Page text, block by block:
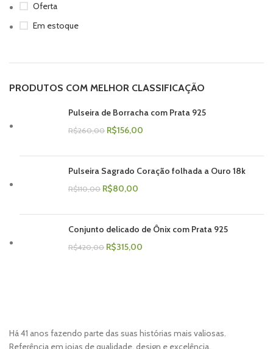
Oferta
Em estoque
PRODUTOS COM MELHOR CLASSIFICAÇÃO
Pulseira de Borracha com Prata 925
R$260,00 R$156,00
Pulseira Sagrado Coração folhada a Ouro 18k
R$110,00 R$80,00
Conjunto delicado de Ônix com Prata 925
R$420,00 R$315,00
Há 41 anos fazendo parte das suas histórias mais valiosas.
Referência em joias de qualidade, design e excelência.